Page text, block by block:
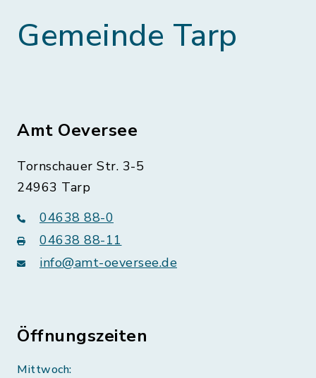
Gemeinde Tarp
Amt Oeversee
Tornschauer Str. 3-5
24963 Tarp
04638 88-0
04638 88-11
info@amt-oeversee.de
Öffnungszeiten
Mittwoch: